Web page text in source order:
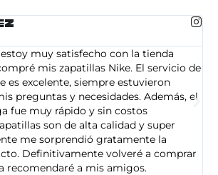
muy satisfecho con la tienda
mis zapatillas Nike. El servicio de
es excelente, siempre estuvieron
preguntas y necesidades. Además, el
fue muy rápido y sin costos
son de alta calidad y super
me sorprendió gratamente la
Definitivamente volveré a comprar
recomendaré a mis amigos.